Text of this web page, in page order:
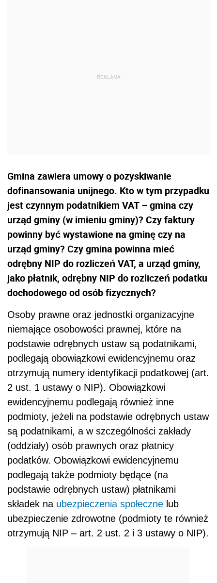
Gmina zawiera umowy o pozyskiwanie
dofinansowania unijnego. Kto w tym przypadku
jest czynnym podatnikiem VAT – gmina czy
urząd gminy (w imieniu gminy)? Czy faktury
powinny być wystawione na gminę czy na
urząd gminy? Czy gmina powinna mieć
odrębny NIP do rozliczeń VAT, a urząd gminy,
jako płatnik, odrębny NIP do rozliczeń podatku
dochodowego od osób fizycznych?
Osoby prawne oraz jednostki organizacyjne
niemające osobowości prawnej, które na
podstawie odrębnych ustaw są podatnikami,
podlegają obowiązkowi ewidencyjnemu oraz
otrzymują numery identyfikacji podatkowej (art.
2 ust. 1 ustawy o NIP). Obowiązkowi
ewidencyjnemu podlegają również inne
podmioty, jeżeli na podstawie odrębnych ustaw
są podatnikami, a w szczególności zakłady
(oddziały) osób prawnych oraz płatnicy
podatków. Obowiązkowi ewidencyjnemu
podlegają także podmioty będące (na
podstawie odrębnych ustaw) płatnikami
składek na ubezpieczenia społeczne lub
ubezpieczenie zdrowotne (podmioty te również
otrzymują NIP – art. 2 ust. 2 i 3 ustawy o NIP).